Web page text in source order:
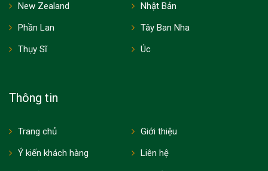
New Zealand
Nhật Bản
Phần Lan
Tây Ban Nha
Thụy Sĩ
Úc
Thông tin
Trang chủ
Giới thiệu
Ý kiến khách hàng
Liên hệ